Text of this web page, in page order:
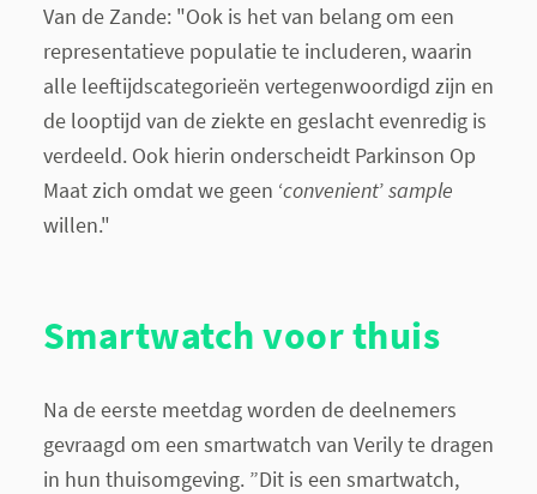
Van de Zande: "Ook is het van belang om een
representatieve populatie te includeren, waarin
alle leeftijdscategorieën vertegenwoordigd zijn en
de looptijd van de ziekte en geslacht evenredig is
verdeeld. Ook hierin onderscheidt Parkinson Op
Maat zich omdat we geen ‘convenient’sample
willen."
Smartwatch voor thuis
Na de eerste meetdag worden de deelnemers
gevraagd om een smartwatch van Verily te dragen
in hun thuisomgeving. ”Dit is een smartwatch,